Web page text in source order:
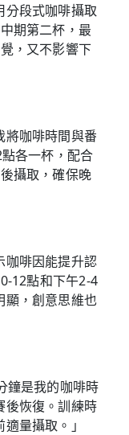
分段式咖啡攝取
期第二杯，最
，又不影響下
將咖啡時間與番
各一杯，配合
攝取，確保晚
咖啡因能提升認
12點和下午2-4
顯，創意思維也
鐘是我的咖啡時
後恢復。訓練時
量攝取。」